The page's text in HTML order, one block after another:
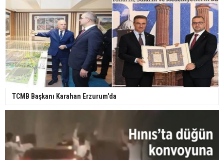
TCMB Başkanı Karahan Erzurum'da